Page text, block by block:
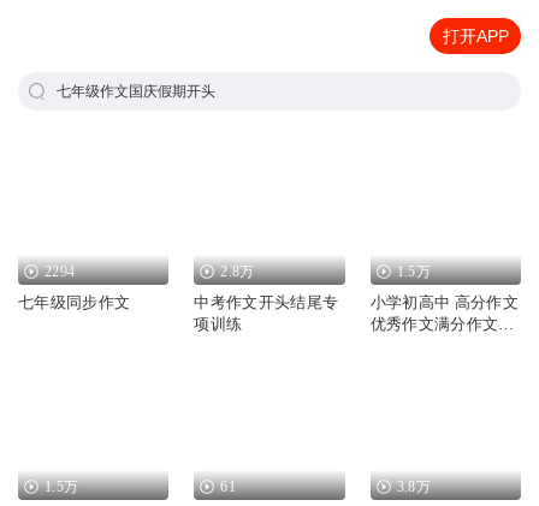
打开APP
七年级作文国庆假期开头
2294
七年级同步作文
2.8万
中考作文开头结尾专
项训练
1.5万
小学初高中 高分作文
优秀作文满分作文开
1.5万 61 3.8万